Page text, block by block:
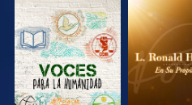
EXPLORA LAS
SERIES
EXPLORA
SERIES